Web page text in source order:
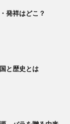
発祥はどこ？
と歴史とは